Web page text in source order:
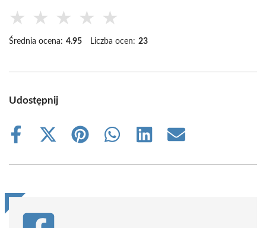
★ ★ ★ ★ ★
Średnia ocena: 4.95 Liczba ocen: 23
Udostępnij
Share
Share
(Twitter)
Share
Share
Share
Share